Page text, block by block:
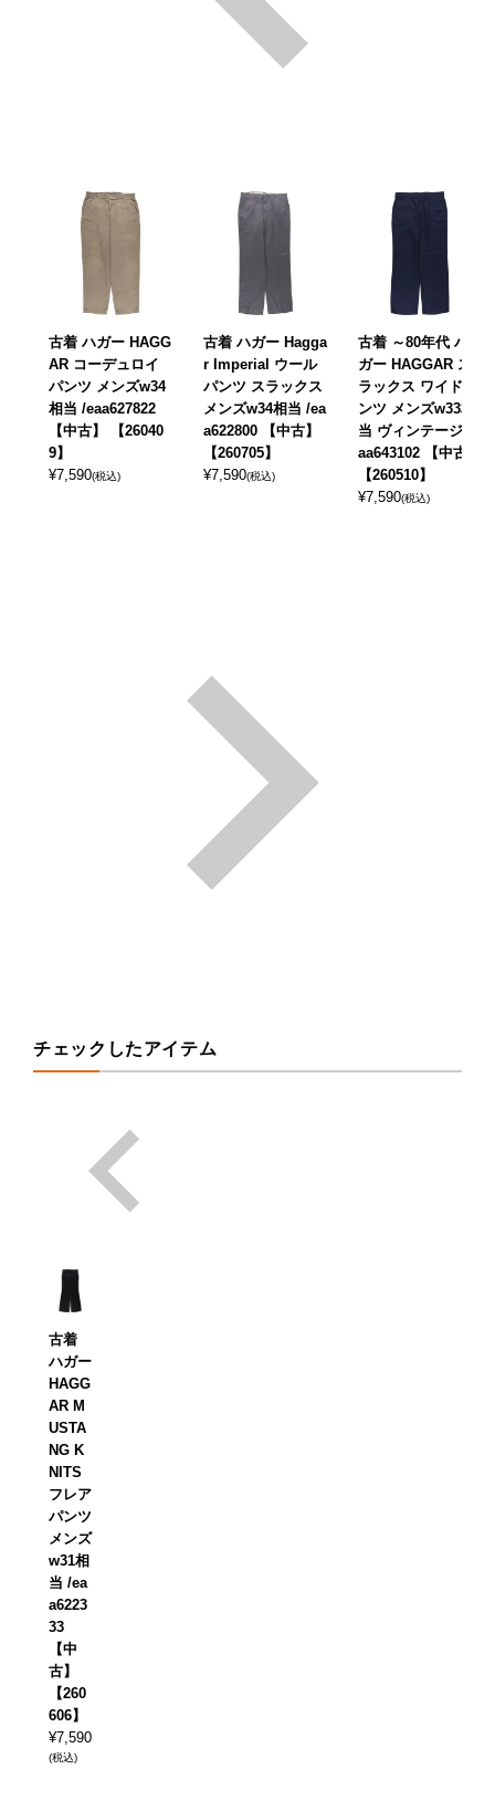
古着 ハガー HAGG
AR コーデュロイ
パンツ メンズw34
相当 /eaa627822
【中古】 【26040
9】
¥7,590(税込)
古着 ハガー Hagga
r Imperial ウール
パンツ スラックス
メンズw34相当 /ea
a622800 【中古】
【260705】
¥7,590(税込)
古着 ～80年代 ハ
ガー HAGGAR ス
ラックス ワイドパ
ンツ メンズw33相
当 ヴィンテージ /e
aa643102 【中古】
【260510】
¥7,590(税込)
チェックしたアイテム
古着
ハガー
HAGG
AR M
USTA
NG K
NITS
フレア
パンツ
メンズ
w31相
当 /ea
a6223
33
【中
古】
【260
606】
¥7,590
(税込)